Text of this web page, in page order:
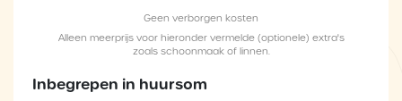
Geen verborgen kosten
Alleen meerprijs voor hieronder vermelde (optionele) extra's
zoals schoonmaak of linnen.
Inbegrepen in huursom